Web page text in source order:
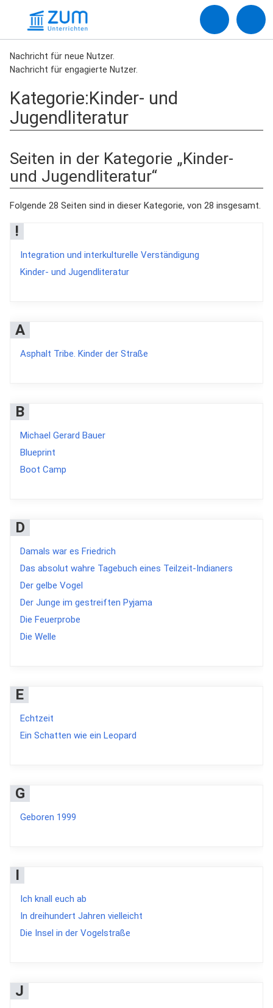
Nachricht für neue Nutzer.
Nachricht für engagierte Nutzer.
Kategorie:Kinder- und
Jugendliteratur
Seiten in der Kategorie „Kinder-
und Jugendliteratur“
Folgende 28 Seiten sind in dieser Kategorie, von 28 insgesamt.
!
Integration und interkulturelle Verständigung
Kinder- und Jugendliteratur
A
Asphalt Tribe. Kinder der Straße
B
Michael Gerard Bauer
Blueprint
Boot Camp
D
Damals war es Friedrich
Das absolut wahre Tagebuch eines Teilzeit-Indianers
Der gelbe Vogel
Der Junge im gestreiften Pyjama
Die Feuerprobe
Die Welle
E
Echtzeit
Ein Schatten wie ein Leopard
G
Geboren 1999
I
Ich knall euch ab
In dreihundert Jahren vielleicht
Die Insel in der Vogelstraße
J